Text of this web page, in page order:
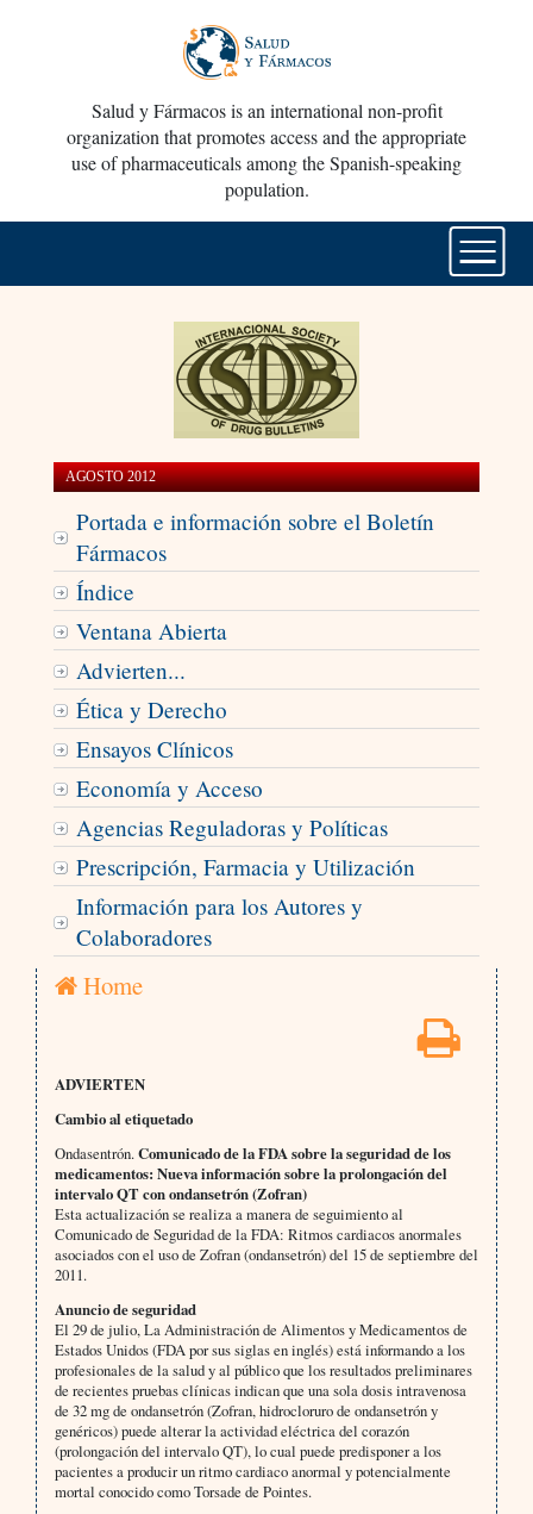
Salud y Fármacos is an international non-profit
organization that promotes access and the appropriate
use of pharmaceuticals among the Spanish-speaking
population.
AGOSTO 2012
Portada e información sobre el Boletín
Fármacos
Índice
Ventana Abierta
Advierten...
Ética y Derecho
Ensayos Clínicos
Economía y Acceso
Agencias Reguladoras y Políticas
Prescripción, Farmacia y Utilización
Información para los Autores y
Colaboradores
Home
ADVIERTEN
Cambio al etiquetado
Ondasentrón.Comunicado de la FDA sobre la seguridad de los
medicamentos: Nueva información sobre la prolongación del
intervalo QT con ondansetrón (Zofran)
Esta actualización se realiza a manera de seguimiento al
Comunicado de Seguridad de la FDA: Ritmos cardiacos anormales
asociados con el uso de Zofran (ondansetrón) del 15 de septiembre del
2011.
Anuncio de seguridad
El 29 de julio, La Administración de Alimentos y Medicamentos de
Estados Unidos (FDA por sus siglas en inglés) está informando a los
profesionales de la salud y al público que los resultados preliminares
de recientes pruebas clínicas indican que una sola dosis intravenosa
de 32 mg de ondansetrón (Zofran, hidrocloruro de ondansetrón y
genéricos) puede alterar la actividad eléctrica del corazón
(prolongación del intervalo QT), lo cual puede predisponer a los
pacientes a producir un ritmo cardiaco anormal y potencialmente
mortal conocido como Torsade de Pointes.